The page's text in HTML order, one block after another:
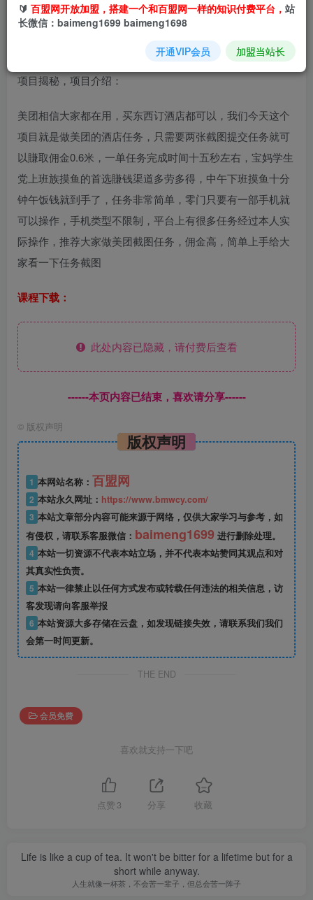
项目揭秘，项目介绍：
美团相信大家都在用，买东西订酒店都可以，我们今天这个
项目就是做美团的酒店任务，只需要两张截图提交任务就可
以賺取佣金0.6米，一单任务完成时间十五秒左右，宝妈学生
党上班族摸鱼的首选賺钱渠道多劳多得，中午下班摸鱼十分
钟午饭钱就到手了，任务非常简单，零门只要有一部手机就
可以操作，手机类型不限制，平台上有很多任务经过本人实
际操作，推荐大家做美团截图任务，佣金高，简单上手给大
家看一下任务截图
课程下载：
此处内容已隐藏，请付费后查看
------本页内容已结束，喜欢请分享------
© 版权声明
版权声明
1 本网站名称： 百盟网
2 本站永久网址： https://www.bmwcy.com/
3 本站文章部分内容可能来源于网络，仅供大家学习与参考，如
有侵权，请联系客服微信： baimeng1699 进行删除处理。
4 本站一切资源不代表本站立场，并不代表本站赞同其观点和对
其真实性负责。
5 本站一律禁止以任何方式发布或转载任何违法的相关信息，访
客发现请向客服举报
6 本站资源大多存储在云盘，如发现链接失效，请联系我们我们
会第一时间更新。
THE END
会员免费
喜欢就支持一下吧
点赞 3 分享 收藏
Life is like a cup of tea. It won't be bitter for a lifetime but for a
short while anyway.
人生就像一杯茶，不会苦一辈子，但总会苦一阵子
🔰 百盟网开放加盟，搭建一个和百盟网一样的知识付费平台， 站
长微信：baimeng1699 baimeng1698
开通VIP会员 加盟当站长